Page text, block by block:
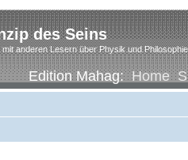
des Seins
anderen Lesern über Physik und Philosophie
Edition Mahag:Home